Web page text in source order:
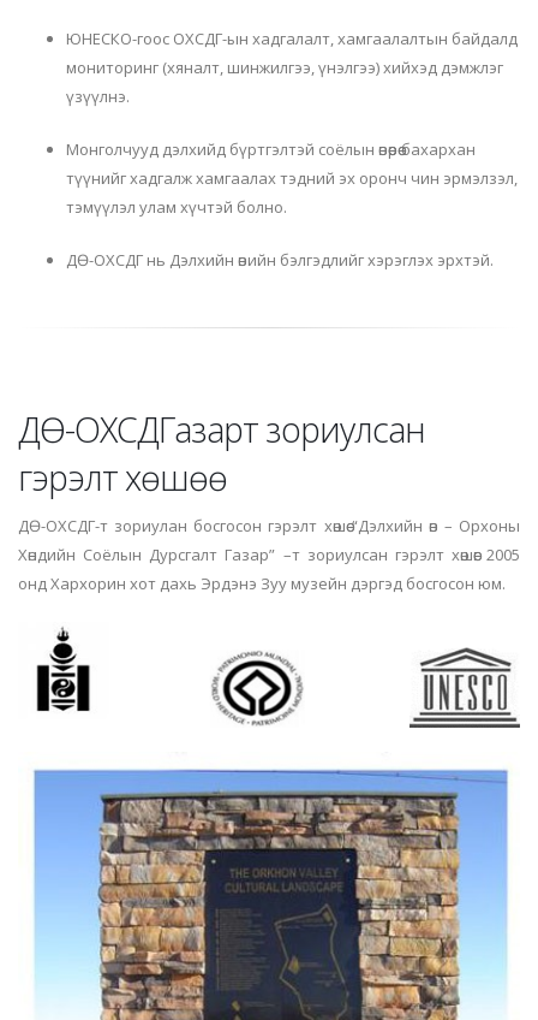
ЮНЕСКО-гоос ОХСДГ-ын хадгалалт, хамгаалалтын байдалд
мониторинг (хяналт, шинжилгээ, үнэлгээ) хийхэд дэмжлэг
үзүүлнэ.
Монголчууд дэлхийд бүртгэлтэй соёлын өвөөрөө бахархан
түүнийг хадгалж хамгаалах тэдний эх оронч чин эрмэлзэл
тэмүүлэл улам хүчтэй болно.
ДӨ-ОХСДГ нь Дэлхийн өвийн бэлгэдлийгхэрэглэх эрхтэй.
ДӨ-ОХСДГазарт зориулсан
гэрэлт хөшөө
ДӨ-ОХСДГ-т зориулан босгосон гэрэлт хөшөө “Дэлхийн өв – Орхоны
Хөндийн Соёлын Дурсгалт Газар” –т зориулсан гэрэлт хөшөөг 2005
онд Хархорин хот дахь Эрдэнэ Зуу музейн дэргэд босгосон юм.